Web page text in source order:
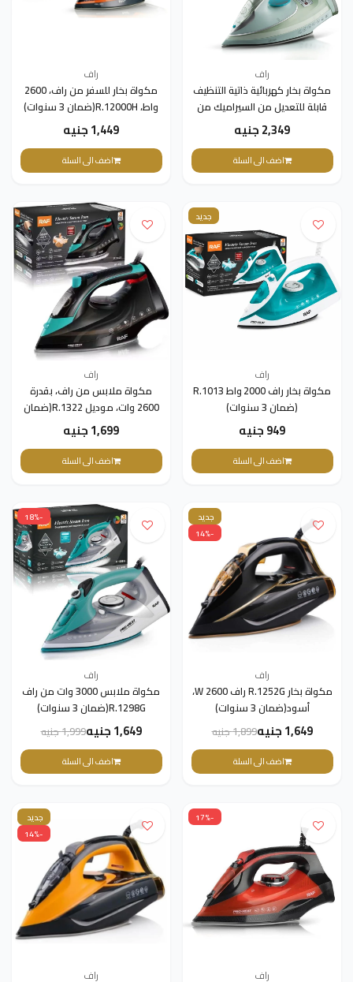
راف
مكواة بخار كهربائية ذاتية التنظيف
قابلة للتعديل من السيراميك من
RAF R.1281 (ضمان 3 سنوات)
2,349 جنيه
اضف الى السلة
راف
مكواة بخار للسفر من راف، 2600
واط، R.12000H(ضمان 3 سنوات)
1,449 جنيه
اضف الى السلة
جديد
راف
مكواة بخار راف 2000 واط R.1013
(ضمان 3 سنوات)
949 جنيه
اضف الى السلة
راف
مكواة ملابس من راف، بقدرة
2600 وات، موديل R.1322(ضمان
3 سنوات)
1,699 جنيه
اضف الى السلة
جديد
-14%
راف
مكواة بخار R.1252G راف 2600 W،
أسود(ضمان 3 سنوات)
1,649 جنيه 1,899 جنيه
اضف الى السلة
-18%
راف
مكواة ملابس 3000 وات من راف
R.1298G(ضمان 3 سنوات)
1,649 جنيه 1,999 جنيه
اضف الى السلة
-17%
راف
جديد
-14%
راف